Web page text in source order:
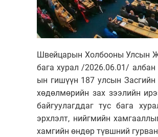
Швейцарын Холбооны Улсын
бага хурал /2026.06.01/
ын гишүүн 187 улсын Засгийн
хөдөлмөрийн зах зээлийн
байгуулагддаг тус бага
эрхлэлт, нийгмийн
хамгийн өндөр түвшний